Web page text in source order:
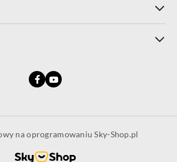
na oprogramowaniu Sky-Shop.pl